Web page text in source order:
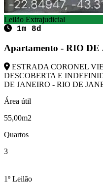
Leilão Extrajudicial
1m 8d
Apartamento - RIO
ESTRADA CORONEL
DESCOBERTA E
DE JANEIRO - RIO DE
Área útil
55,00m2
Quartos
3
1º Leilão